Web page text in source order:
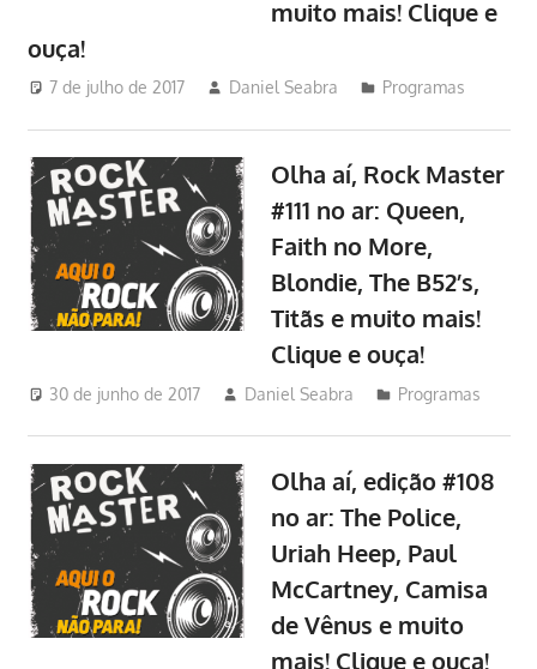
muito mais! Clique e
ouça!
7 de julho de 2017 Daniel Seabra Programas
Olha aí, Rock Master
#111 no ar: Queen,
Faith no More,
Blondie, The B52’s,
Titãs e muito mais!
Clique e ouça!
30 de junho de 2017 Daniel Seabra Programas
Olha aí, edição #108
no ar: The Police,
Uriah Heep, Paul
McCartney, Camisa
de Vênus e muito
mais! Clique e ouça!